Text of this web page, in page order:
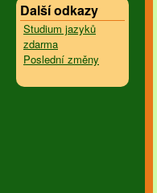
Další odkazy
Studium jazyků
zdarma
Poslední změny